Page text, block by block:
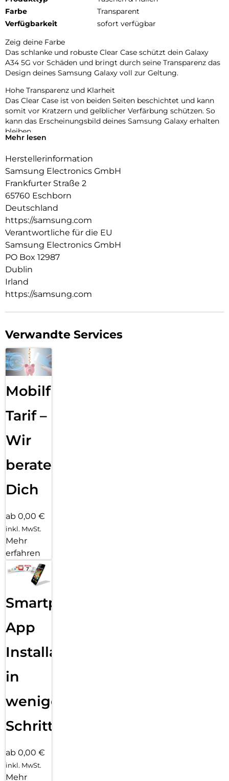
Farbe
Transparent
Verfügbarkeit
sofort verfügbar
Zeig deine Farbe
Das schlanke und robuste Clear Case schützt dein Galaxy
A34 5G vor Schäden und bringt durch seine Transparenz das
Design deines Samsung Galaxy voll zur Geltung.
Hohe Transparenz und Klarheit
Das Clear Case ist von beiden Seiten beschichtet und kann
somit vor Kratzern und gelblicher Verfärbung schützen. So
kann das Erscheinungsbild deines Samsung Galaxy erhalten
bleiben.
Das Clear Case bringt die Farbe deines Galaxy A34 5G zur
Geltung und bietet dir gleichzeitig viel Platz, um deinem
Case eine persönliche Note zu verleihen. Beklebe es mit
Mehr lesen
Herstellerinformation
Samsung Electronics GmbH
Frankfurter Straße 2
65760 Eschborn
Deutschland
https://samsung.com
Verantwortliche für die EU
Samsung Electronics GmbH
PO Box 12987
Dublin
Irland
https://samsung.com
Verwandte Services
Mobilfunk
Tarif –
Wir
beraten
Dich
ab 0,00 €
inkl. MwSt.
Mehr
erfahren
Smartphone
App
Installation
in
wenigen
Schritten
ab 0,00 €
inkl. MwSt.
Mehr